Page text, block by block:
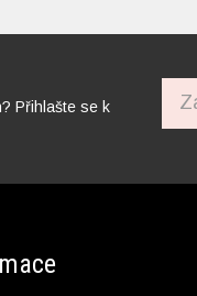
Přihlašte se k